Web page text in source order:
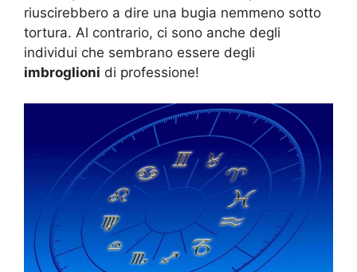
riuscirebbero a dire una bugia nemmeno sotto
tortura. Al contrario, ci sono anche degli
individui che sembrano essere degli
imbroglioni di professione!